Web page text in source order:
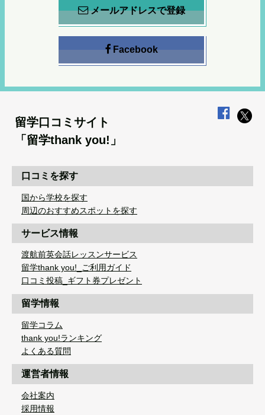
メールアドレスで登録
Facebook
留学口コミサイト
「留学thank you!」
口コミを探す
国から学校を探す
周辺のおすすめスポットを探す
サービス情報
渡航前英会話レッスンサービス
留学thank you!_ご利用ガイド
口コミ投稿_ギフト券プレゼント
留学情報
留学コラム
thank you!ランキング
よくある質問
運営者情報
会社案内
採用情報